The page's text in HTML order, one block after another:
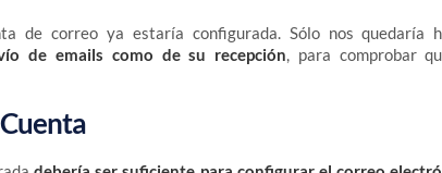
de correo ya estaría configurada. Sólo nos quedaría
de emails como de su recepción, para comprobar